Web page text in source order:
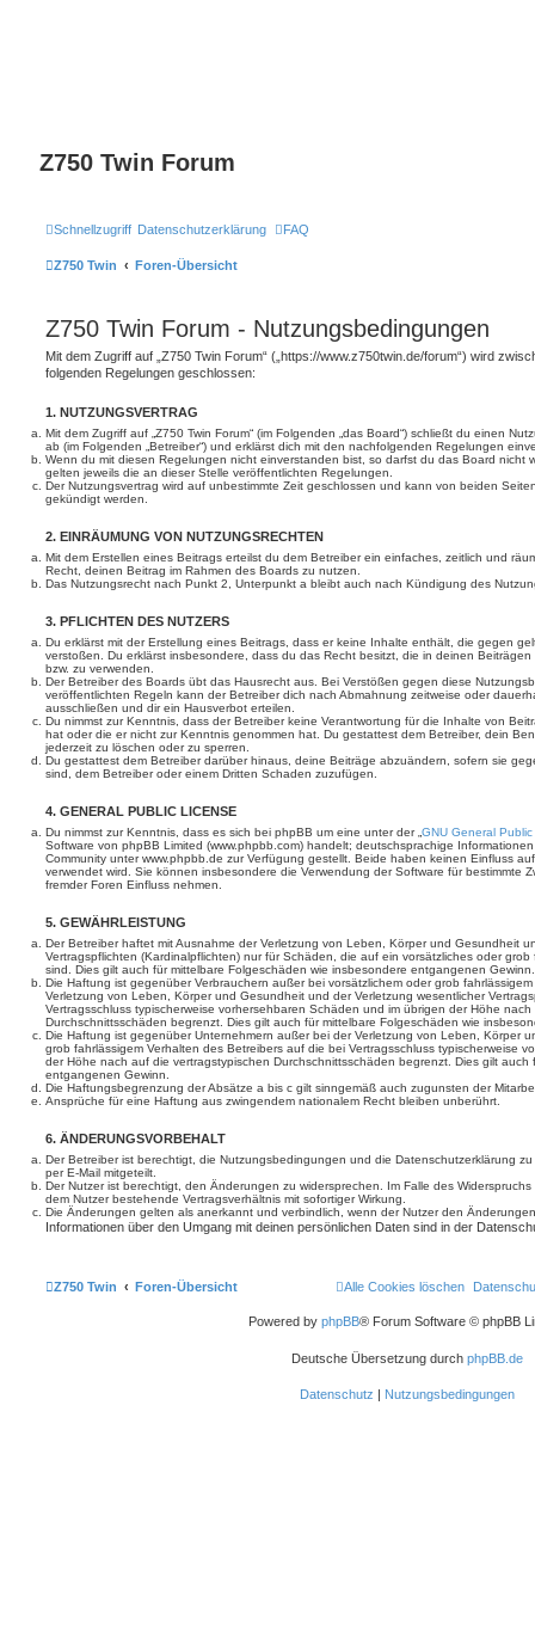
Z750 Twin Forum
Schnellzugriff Datenschutzerklärung FAQ
Z750 Twin Foren-Übersicht
Z750 Twin Forum - Nutzungsbedingungen
Mit dem Zugriff auf „Z750 Twin Forum“ („https://www.z750twin.de/forum“) wird
folgenden Regelungen geschlossen:
1. NUTZUNGSVERTRAG
Mit dem Zugriff auf „Z750 Twin Forum“ (im Folgenden „das Board“) schließt du einen
ab (im Folgenden „Betreiber“) und erklärst dich mit den nachfolgenden Regelungen
Wenn du mit diesen Regelungen nicht einverstanden bist, so darfst du das Board nicht
gelten jeweils die an dieser Stelle veröffentlichten Regelungen.
Der Nutzungsvertrag wird auf unbestimmte Zeit geschlossen und kann von beiden
gekündigt werden.
2. EINRÄUMUNG VON NUTZUNGSRECHTEN
Mit dem Erstellen eines Beitrags erteilst du dem Betreiber ein einfaches, zeitlich und
Recht, deinen Beitrag im Rahmen des Boards zu nutzen.
Das Nutzungsrecht nach Punkt 2, Unterpunkt a bleibt auch nach Kündigung des
3. PFLICHTEN DES NUTZERS
Du erklärst mit der Erstellung eines Beitrags, dass er keine Inhalte enthält, die gegen
verstoßen. Du erklärst insbesondere, dass du das Recht besitzt, die in deinen
bzw. zu verwenden.
Der Betreiber des Boards übt das Hausrecht aus. Bei Verstößen gegen diese
veröffentlichten Regeln kann der Betreiber dich nach Abmahnung zeitweise oder
ausschließen und dir ein Hausverbot erteilen.
Du nimmst zur Kenntnis, dass der Betreiber keine Verantwortung für die Inhalte von
hat oder die er nicht zur Kenntnis genommen hat. Du gestattest dem Betreiber, dein
jederzeit zu löschen oder zu sperren.
Du gestattest dem Betreiber darüber hinaus, deine Beiträge abzuändern, sofern sie
sind, dem Betreiber oder einem Dritten Schaden zuzufügen.
4. GENERAL PUBLIC LICENSE
Du nimmst zur Kenntnis, dass es sich bei phpBB um eine unter der „ GNU General
Software von phpBB Limited (www.phpbb.com) handelt; deutschsprachige
Community unter www.phpbb.de zur Verfügung gestellt. Beide haben keinen Einfluss
verwendet wird. Sie können insbesondere die Verwendung der Software für bestimmte
fremder Foren Einfluss nehmen.
5. GEWÄHRLEISTUNG
Der Betreiber haftet mit Ausnahme der Verletzung von Leben, Körper und Gesundheit
Vertragspflichten (Kardinalpflichten) nur für Schäden, die auf ein vorsätzliches oder
sind. Dies gilt auch für mittelbare Folgeschäden wie insbesondere entgangenen Gewinn.
Die Haftung ist gegenüber Verbrauchern außer bei vorsätzlichem oder grob
Verletzung von Leben, Körper und Gesundheit und der Verletzung wesentlicher
Vertragsschluss typischerweise vorhersehbaren Schäden und im übrigen der Höhe
Durchschnittsschäden begrenzt. Dies gilt auch für mittelbare Folgeschäden wie
Die Haftung ist gegenüber Unternehmern außer bei der Verletzung von Leben, Körper
grob fahrlässigem Verhalten des Betreibers auf die bei Vertragsschluss typischerweise
der Höhe nach auf die vertragstypischen Durchschnittsschäden begrenzt. Dies gilt
entgangenen Gewinn.
Die Haftungsbegrenzung der Absätze a bis c gilt sinngemäß auch zugunsten der
Ansprüche für eine Haftung aus zwingendem nationalem Recht bleiben unberührt.
6. ÄNDERUNGSVORBEHALT
Der Betreiber ist berechtigt, die Nutzungsbedingungen und die Datenschutzerklärung
per E-Mail mitgeteilt.
Der Nutzer ist berechtigt, den Änderungen zu widersprechen. Im Falle des
dem Nutzer bestehende Vertragsverhältnis mit sofortiger Wirkung.
Die Änderungen gelten als anerkannt und verbindlich, wenn der Nutzer den
Informationen über den Umgang mit deinen persönlichen Daten sind in der
Z750 Twin Foren-Übersicht Alle Cookies löschen
Powered by phpBB® Forum Software © phpBB
Deutsche Übersetzung durch phpBB.de
Datenschutz | Nutzungsbedingungen